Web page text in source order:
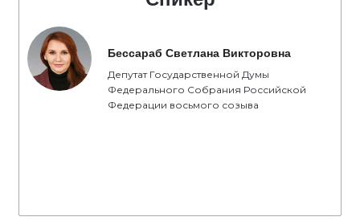
Бессараб Светлана Викторовна
Депутат Государственной Думы
Федерального Собрания Российской
Федерации восьмого созыва